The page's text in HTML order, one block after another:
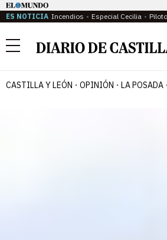
ES NOTICIA Incendios Especial Cecilia
Menú
CASTILLA Y LEÓN OPINIÓN LA POSADA